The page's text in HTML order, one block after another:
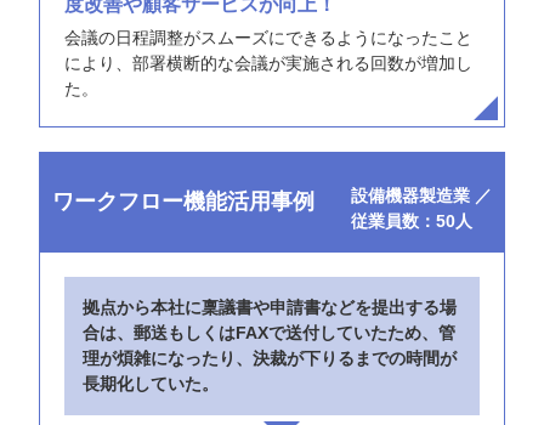
会議の日程調整がスムーズにできるようになったこと
により、部署横断的な会議が実施される回数が増加し
た。
ワークフロー機能活用事例
設備機器製造業 ／
従業員数：50人
拠点から本社に稟議書や申請書などを提出する場
合は、郵送もしくはFAXで送付していたため、管
理が煩雑になったり、決裁が下りるまでの時間が
長期化していた。